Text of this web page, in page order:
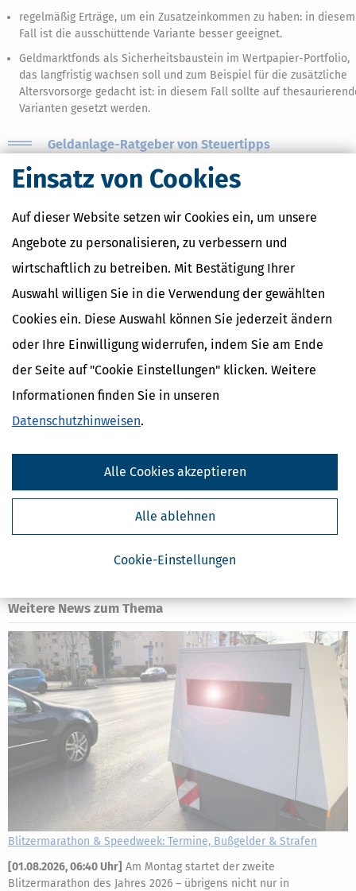
Einsatz von Cookies
Auf dieser Website setzen wir Cookies ein, um unsere
Angebote zu personalisieren, zu verbessern und
wirtschaftlich zu betreiben. Mit Bestätigung Ihrer
Auswahl willigen Sie in die Verwendung der gewählten
Cookies ein. Diese Auswahl können Sie jederzeit ändern
oder Ihre Einwilligung widerrufen, indem Sie am Ende
der Seite auf "Cookie Einstellungen" klicken. Weitere
Informationen finden Sie in unseren
Datenschutzhinweisen.
Cookie-Einstellungen
Alle ablehnen
Alle Cookies akzeptieren
regelmäßig Erträge, um ein Zusatzeinkommen zu haben: in diesem
Fall ist die ausschüttende Variante besser geeignet.
Geldmarktfonds als Sicherheitsbaustein im Wertpapier-Portfolio,
das langfristig wachsen soll und zum Beispiel für die zusätzliche
Altersvorsorge gedacht ist: in diesem Fall sollte auf
Varianten gesetzt werden.
Geldanlage-Ratgeber von Steuertipps
Der große Anlageratgeber
Aktien und ETFs verstehen
Exchange Traded Funds: Anlagestrategie und Auswahl der richtigen
ETFs
Vermögensaufbau und Altersvorsorge mit Investmentfonds
Ähnliche Themen
Altersvorsorge, Rente & Finanzen
Verwandte Lexikon-Begriffe
Abgeltungsteuer
Aktien
Weitere News zum Thema
Blitzermarathon & Speedweek: Termine, Bußgelder & Strafen
[01.08.2026, 06:40 Uhr] Am Montag startet der zweite
Blitzermarathon des Jahres 2026 – übrigens nicht nur in